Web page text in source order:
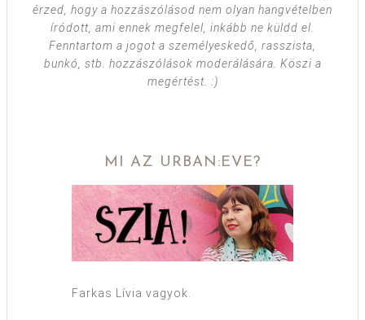
érzed, hogy a hozzászólásod nem olyan hangvételben
íródott, ami ennek megfelel, inkább ne küldd el.
Fenntartom a jogot a személyeskedő, rasszista,
bunkó, stb. hozzászólások moderálására. Köszi a
megértést. :)
MI AZ URBAN:EVE?
Farkas Lívia vagyok.